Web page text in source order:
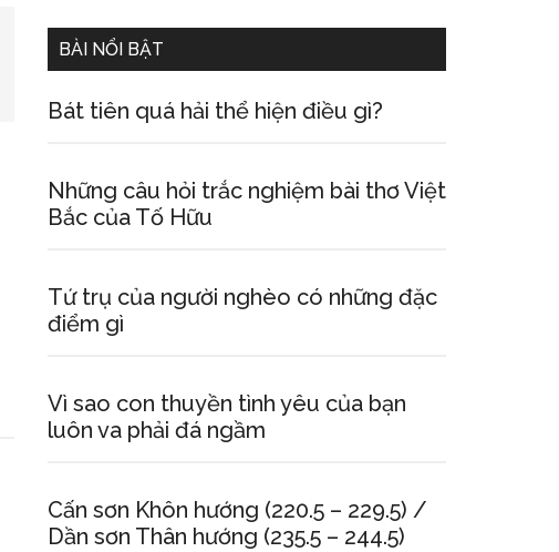
BÀI NỔI BẬT
Bát tiên quá hải thể hiện điều gì?
Những câu hỏi trắc nghiệm bài thơ Việt
Bắc của Tố Hữu
Tứ trụ của người nghèo có những đặc
điểm gì
Vì sao con thuyền tình yêu của bạn
luôn va phải đá ngầm
Cấn sơn Khôn hướng (220.5 – 229.5) /
Dần sơn Thân hướng (235.5 – 244.5)